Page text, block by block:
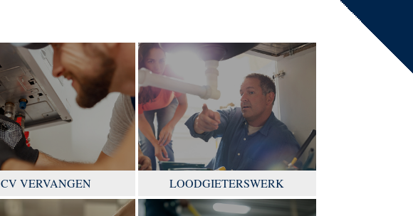
CV VERVANGEN LOODGIETERSWERK